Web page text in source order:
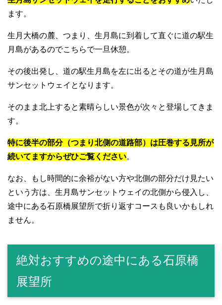
ます。
生月大橋の麓、つまり、生月島に到着して直ぐに道の駅生
月島があるのでこちらで一旦休憩。
その後出発し、道の駅生月島を左に出るとその道が生月島
サンセットウェイとなります。
そのまま北上すると素晴らしい景色が次々と登場してきま
す。
特に後半の部分（つまり北側の道路部）は圧巻する見所が
続いてますからぜひご覧ください。
なお、もし時間的に余裕がない方や北側の部分だけ見たい
という方は、生月島サンセットウェイの北側から侵入し、
途中にある石原橋展望所で折り返すコースも良いかもしれ
ません。
絶対おすすめの途中にある石原橋
展望所